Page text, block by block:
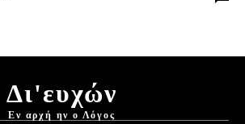
Δι'ευχών
Εν αρχή ην ο Λόγος